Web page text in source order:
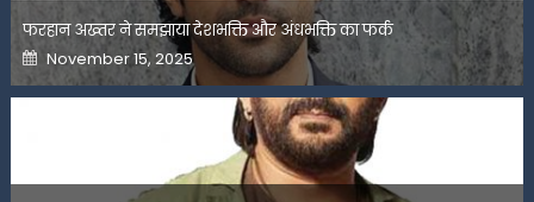
फरहान अख्तर ने समझाया देशभक्ति और अंधभक्ति का फर्क
Posted
on
November 15, 2025